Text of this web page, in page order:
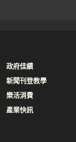
政府佳績
新聞刊登教學
樂活消費
產業快訊